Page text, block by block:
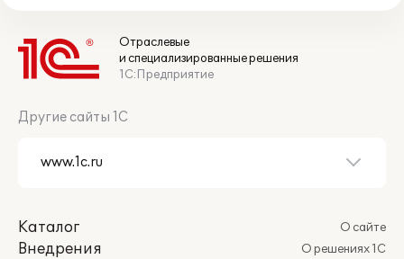
Отраслевые
и специализированные решения
1С:Предприятие
Другие сайты 1С
Каталог
Внедрения
О сайте
О решениях 1С